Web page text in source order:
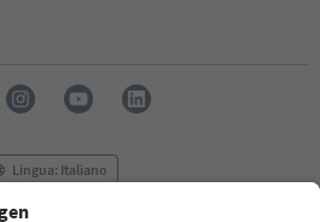
Lingua: Italiano